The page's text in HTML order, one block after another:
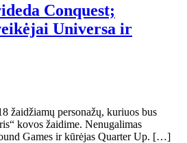
Conquest;
Universa ir
žaidžiamų personažų, kuriuos bus
kovos žaidime. Nenugalimas
Games ir kūrėjas Quarter Up. […]